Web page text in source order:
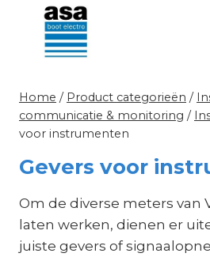
Doorgaan
inhoud
Home / Product categorieën /
communicatie & monitoring /
voor instrumenten
Gevers voor
Om de diverse meters van
laten werken, dienen er
juiste gevers of